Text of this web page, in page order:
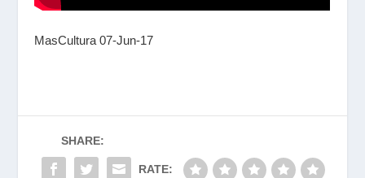
MasCultura 07-Jun-17
SHARE:
RATE: